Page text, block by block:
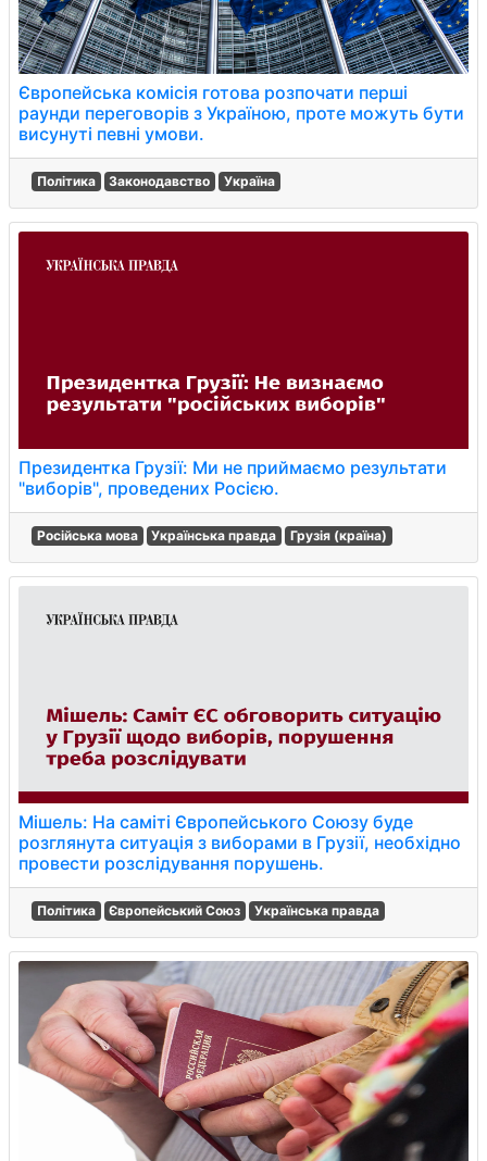
Європейська комісія готова розпочати перші
раунди переговорів з Україною, проте можуть бути
висунуті певні умови.
Політика Законодавство Україна
Президентка Грузії: Ми не приймаємо результати
"виборів", проведених Росією.
Російська мова Українська правда Грузія (країна)
Мішель: На саміті Європейського Союзу буде
розглянута ситуація з виборами в Грузії, необхідно
провести розслідування порушень.
Політика Європейський Союз Українська правда